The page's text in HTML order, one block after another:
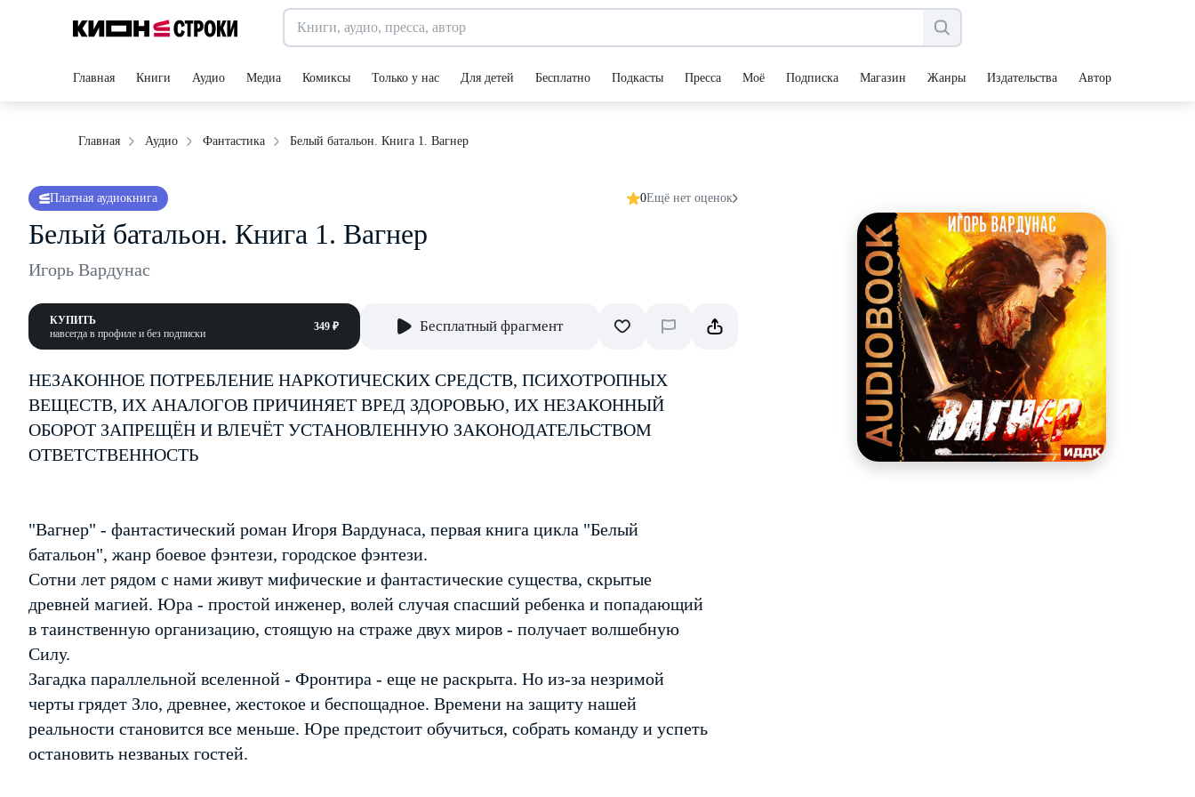
Главная Книги Аудио Медиа Комиксы Только у нас Для детей Бесплатно Подкасты Пресса Моё Подписка Магазин Жанры Издательства Авторы
Главная Аудио Фантастика Белый батальон. Книга 1. Вагнер
Платная аудиокнига 0Ещё нет оценок
Белый батальон. Книга 1. Вагнер
Игорь Вардунас
КУПИТЬ
навсегда в профиле и без подписки
349 ₽ Бесплатный фрагмент
НЕЗАКОННОЕ ПОТРЕБЛЕНИЕ НАРКОТИЧЕСКИХ СРЕДСТВ, ПСИХОТРОПНЫХ
ВЕЩЕСТВ, ИХ АНАЛОГОВ ПРИЧИНЯЕТ ВРЕД ЗДОРОВЬЮ, ИХ НЕЗАКОННЫЙ
ОБОРОТ ЗАПРЕЩЁН И ВЛЕЧЁТ УСТАНОВЛЕННУЮ ЗАКОНОДАТЕЛЬСТВОМ
ОТВЕТСТВЕННОСТЬ
"Вагнер" - фантастический роман Игоря Вардунаса, первая книга цикла "Белый
батальон", жанр боевое фэнтези, городское фэнтези.
Сотни лет рядом с нами живут мифические и фантастические существа, скрытые
древней магией. Юра - простой инженер, волей случая спасший ребенка и попадающий
в таинственную организацию, стоящую на страже двух миров - получает волшебную
Силу.
Загадка параллельной вселенной - Фронтира - еще не раскрыта. Но из-за незримой
черты грядет Зло, древнее, жестокое и беспощадное. Времени на защиту нашей
реальности становится все меньше. Юре предстоит обучиться, собрать команду и успеть
остановить незваных гостей.